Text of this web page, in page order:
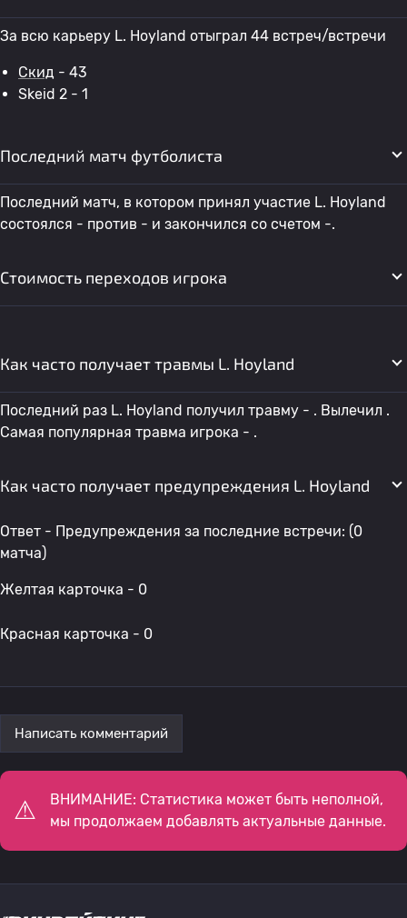
За всю карьеру L. Hoyland отыграл 44 встреч/встречи
Скид - 43
Skeid 2 - 1
Последний матч футболиста
Последний матч, в котором принял участие L. Hoyland
состоялся - против - и закончился со счетом -.
Стоимость переходов игрока
Как часто получает травмы L. Hoyland
Последний раз L. Hoyland получил травму - . Вылечил .
Самая популярная травма игрока - .
Как часто получает предупреждения L. Hoyland
Ответ - Предупреждения за последние встречи: (0
матча)
Желтая карточка - 0
Красная карточка - 0
Написать комментарий
ВНИМАНИЕ: Статистика может быть неполной,
мы продолжаем добавлять актуальные данные.